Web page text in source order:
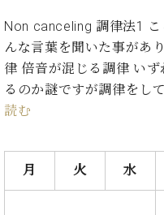
コ
ン
サ
ー
ヒ
シ
ュ
ア
ノ
技
術
ン
ド
ピ
ア
る
シ
ュ
タ
イ
ン
ラ
ド
内
各
店
か
の
奏
し
た
い！
学
録
報
ベ
ヒ
シ
ン・
サ
Non canceling 調律法1
んな言葉を聞いた事があ
律 倍音が混じる調律 い
るのか謎ですが調律をし
読む
月 火 水